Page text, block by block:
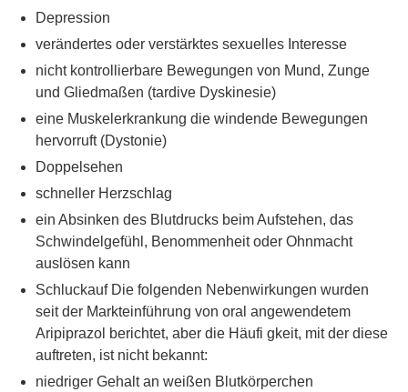
Depression
verändertes oder verstärktes sexuelles Interesse
nicht kontrollierbare Bewegungen von Mund, Zunge
und Gliedmaßen (tardive Dyskinesie)
eine Muskelerkrankung die windende Bewegungen
hervorruft (Dystonie)
Doppelsehen
schneller Herzschlag
ein Absinken des Blutdrucks beim Aufstehen, das
Schwindelgefühl, Benommenheit oder Ohnmacht
auslösen kann
Schluckauf Die folgenden Nebenwirkungen wurden
seit der Markteinführung von oral angewendetem
Aripiprazol berichtet, aber die Häufi gkeit, mit der diese
auftreten, ist nicht bekannt:
niedriger Gehalt an weißen Blutkörperchen